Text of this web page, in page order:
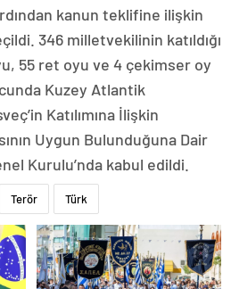
kanun teklifine ilişkin
346 milletvekilinin katıldığı
55 ret oyu ve 4 çekimser oy
Kuzey Atlantik
Katılımına İlişkin
Uygun Bulunduğuna Dair
Kurulu’nda kabul edildi.
Terör Türk